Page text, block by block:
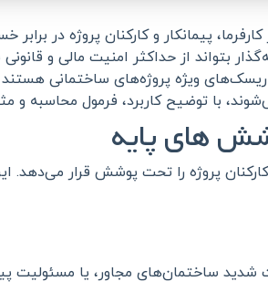
پیمانکار و کارکنان پروژه در برابر
بتواند از حداکثر امنیت مالی و
ویژه پروژه‌های ساختمانی
با توضیح کاربرد، فرمول محاسبه و
های پایه
پروژه را تحت پوشش قرار
شدید ساختمان‌های مجاور، یا مسئولیت